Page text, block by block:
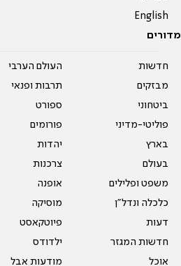
English
מדורים
חדשות
מבזקים
ביטחוני
פוליטי-מדיני
בארץ
בעולם
משפט ופלילים
כלכלה ונדל"ן
דעות
חדשות המגזר
אוכל
העולם הערבי
תרבות ופנאי
ספורט
פורומים
יהדות
צרכנות
אופנה
מוסיקה
פיוטקאסט
ילדודס
מודעות אבל